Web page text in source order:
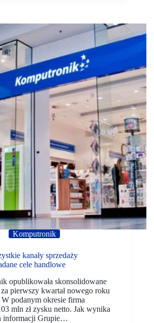
Komputronik
kanały sprzedaży
cele handlowe
opublikowała skonsolidowane
pierwszy kwartał nowego roku
podanym okresie firma
mln zł zysku netto. Jak wynika
informacji Grupie…